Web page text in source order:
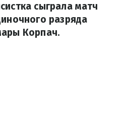
сыграла матч
разряда
Корпач.